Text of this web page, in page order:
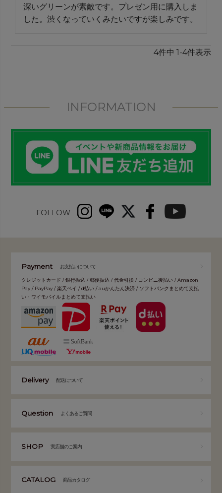
深いグリーンが素敵です。プレゼン用に購入しま
した。渋くなっていくみたいですが楽しみです。
4件中 1 -4件表示
INFORMATION
FOLLOW
Payment お支払いについて
クレジットカード / 銀行振込 / 郵便振込 / 代金引換 / コンビニ後払い / Amazon
Pay / PayPay / 楽天ペイ / d払い / auかんたん決済 / ソフトバンクまとめて支払
い・ワイモバイルまとめて支払い
Delivery 配送について
Question よくあるご質問
SHOP 実店舗のご案内
CATALOG 商品カタログ